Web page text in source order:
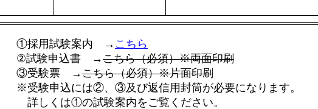
①採用試験案内 → こちら
②試験申込書 →こちら（必須）※両面印刷
③受験票 →こちら（必須）※片面印刷
※受験申込には②、③及び返信用封筒が必要になります。
詳しくは①の試験案内をご覧ください。